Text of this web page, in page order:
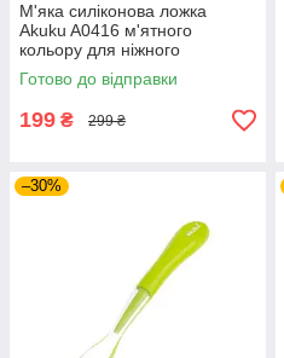
М'яка силіконова ложка
Akuku A0416 м'ятного
кольору для ніжного
годування малюка без
подразнення ясен під час їжі
Готово до відправки
199 ₴ 299 ₴
–30%